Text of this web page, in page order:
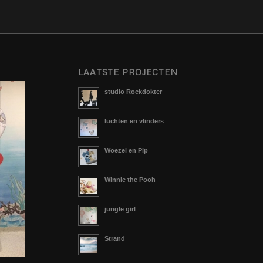
LAATSTE PROJECTEN
studio Rockdokter
luchten en vlinders
Woezel en Pip
Winnie the Pooh
jungle girl
Strand